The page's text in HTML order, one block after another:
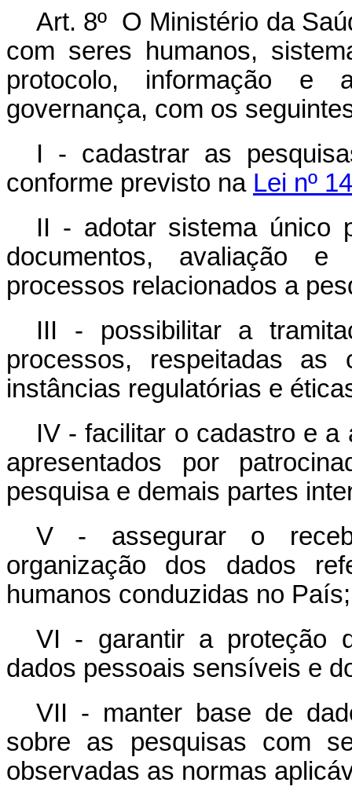
Art. 8º O Ministério da
com seres humanos,
protocolo, informação e
governança, com os
I - cadastrar as
conforme previsto na Lei nº
II - adotar sistema único
documentos, avaliação e
processos relacionados a
III - possibilitar a
processos, respeitadas as
instâncias regulatórias e
IV - facilitar o cadastro e
apresentados por
pesquisa e demais partes
V - assegurar o
organização dos dados
humanos conduzidas no País;
VI - garantir a proteção
dados pessoais sensíveis e
VII - manter base de
sobre as pesquisas com
observadas as normas